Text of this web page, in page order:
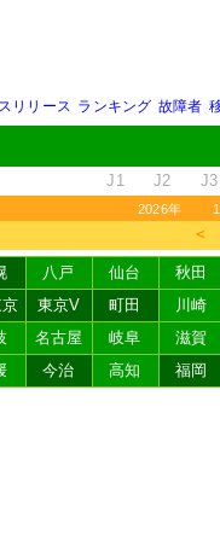
リリース ランキング 故障者
J1 J2 J3
2026年
＜
八戸 仙台
秋田
京
東京V 町田
川崎
名古屋 岐阜
滋賀
今治 高知 福岡